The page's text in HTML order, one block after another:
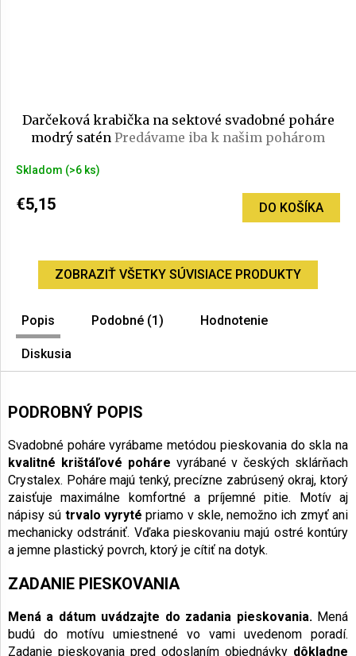
Darčeková krabička na sektové svadobné poháre
modrý satén Predávame iba k našim pohárom
Skladom (>6 ks)
€5,15 DO KOŠÍKA
ZOBRAZIŤ VŠETKY SÚVISIACE PRODUKTY
Popis Podobné (1) Hodnotenie
Diskusia
PODROBNÝ POPIS
Svadobné poháre vyrábame metódou pieskovania do skla na
kvalitné krištáľové poháre vyrábané v českých sklárňach
Crystalex. Poháre majú tenký, precízne zabrúsený okraj, ktorý
zaisťuje maximálne komfortné a príjemné pitie. Motív aj
nápisy sú trvalo vyryté priamo v skle, nemožno ich zmyť ani
mechanicky odstrániť. Vďaka pieskovaniu majú ostré kontúry
a jemne plastický povrch, ktorý je cítiť na dotyk.
ZADANIE PIESKOVANIA
Mená a dátum uvádzajte do zadania pieskovania.Mená
budú do motívu umiestnené vo vami uvedenom poradí.
Zadanie pieskovania pred odoslaním objednávky dôkladne